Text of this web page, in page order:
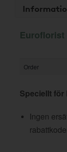
Euroflorist
Order
Speciellt
Ingen